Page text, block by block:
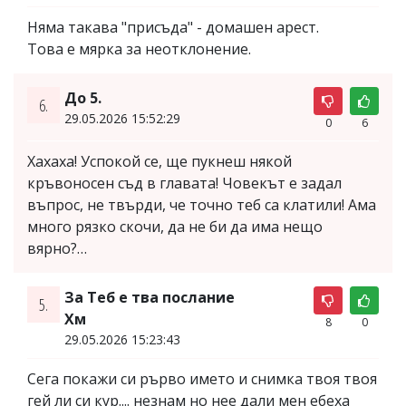
Няма такава "присъда" - домашен арест.
Това е мярка за неотклонение.
6. До 5.
29.05.2026 15:52:29 0 6
Хахаха! Успокой се, ще пукнеш някой
кръвоносен съд в главата! Човекът е задал
въпрос, не твърди, че точно теб са клатили! Ама
много рязко скочи, да не би да има нещо
вярно?…
5.
За Теб е тва послание
Хм
29.05.2026 15:23:43
8 0
Сега покажи си рърво името и снимка твоя твоя
гей ли си кур.... незнам но нее дали мен ебеха